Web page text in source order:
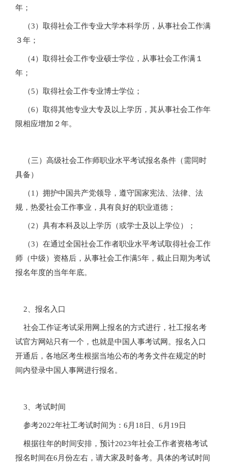
年；
（3）取得社会工作专业大学本科学历，从事社会工作满
３年；
（4）取得社会工作专业硕士学位，从事社会工作满１
年；
（5）取得社会工作专业博士学位；
（6）取得其他专业大专及以上学历，其从事社会工作年
限相应增加２年。
（三）高级社会工作师职业水平考试报名条件（需同时
具备）
（1）拥护中国共产党领导，遵守国家宪法、法律、法
规，热爱社会工作事业，具有良好的职业道德；
（2）具有本科及以上学历（或学士及以上学位）；
（3）在通过全国社会工作者职业水平考试取得社会工作
师（中级）资格后，从事社会工作满5年，截止日期为考试
报名年度的当年年底。
2、报名入口
社会工作证考试采用网上报名的方式进行，社工报名考
试官方网站只有一个，也就是中国人事考试网。报名入口
开通后，各地区考生根据当地公布的考务文件在规定的时
间内登录中国人事网进行报名。
3、考试时间
参考2022年社工考试时间为：6月18日、6月19日
根据往年的时间安排，预计2023年社会工作者资格考试
报名时间在6月份左右，请大家及时备考。具体的考试时间